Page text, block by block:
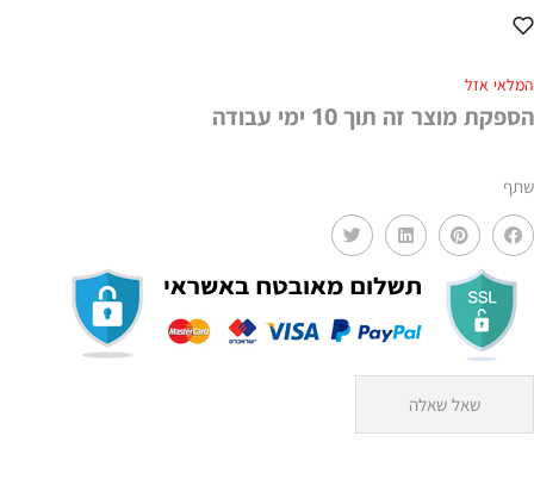
המלאי אזל
הספקת מוצר זה תוך 10 ימי עבודה
שתף
שאל שאלה